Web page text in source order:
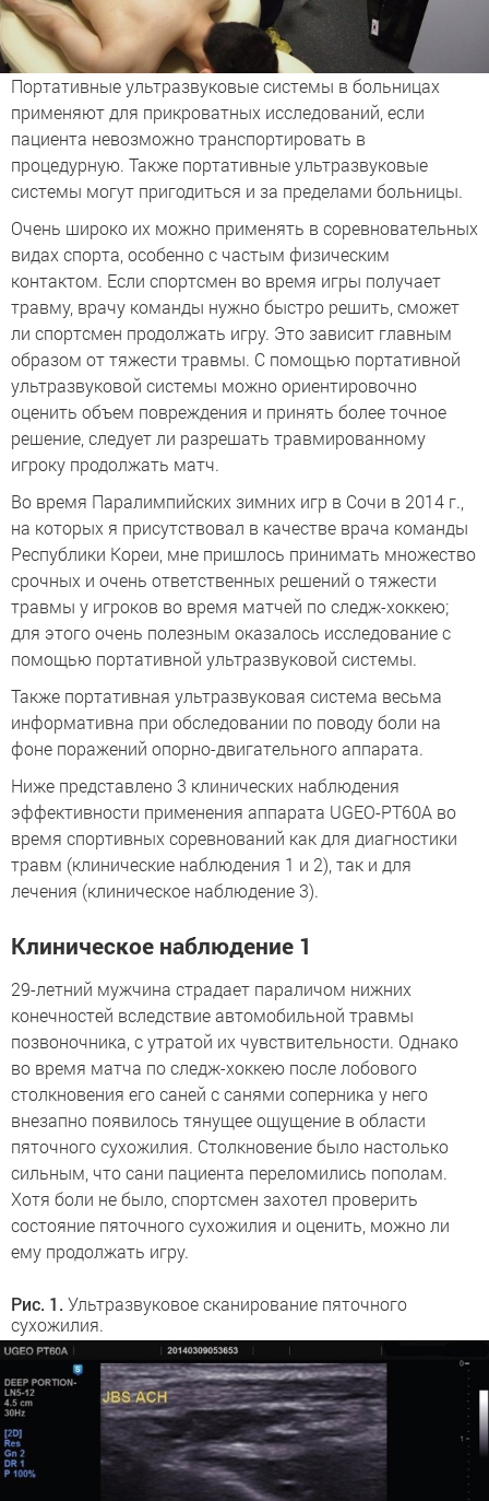
Портативные ультразвуковые системы в больницах
применяют для прикроватных исследований, если
пациента невозможно транспортировать в
процедурную. Также портативные ультразвуковые
системы могут пригодиться и за пределами больницы.
Очень широко их можно применять в соревновательных
видах спорта, особенно с частым физическим
контактом. Если спортсмен во время игры получает
травму, врачу команды нужно быстро решить, сможет
ли спортсмен продолжать игру. Это зависит главным
образом от тяжести травмы. С помощью портативной
ультразвуковой системы можно ориентировочно
оценить объем повреждения и принять более точное
решение, следует ли разрешать травмированному
игроку продолжать матч.
Во время Паралимпийских зимних игр в Сочи в 2014 г.,
на которых я присутствовал в качестве врача команды
Республики Кореи, мне пришлось принимать множество
срочных и очень ответственных решений о тяжести
травмы у игроков во время матчей по следж-хоккею;
для этого очень полезным оказалось исследование с
помощью портативной ультразвуковой системы.
Также портативная ультразвуковая система весьма
информативна при обследовании по поводу боли на
фоне поражений опорно-двигательного аппарата.
Ниже представлено 3 клинических наблюдения
эффективности применения аппарата UGEO-PT60A во
время спортивных соревнований как для диагностики
травм (клинические наблюдения 1 и 2), так и для
лечения (клиническое наблюдение 3).
Клиническое наблюдение 1
29-летний мужчина страдает параличом нижних
конечностей вследствие автомобильной травмы
позвоночника, с утратой их чувствительности. Однако
во время матча по следж-хоккею после лобового
столкновения его саней с санями соперника у него
внезапно появилось тянущее ощущение в области
пяточного сухожилия. Столкновение было настолько
сильным, что сани пациента переломились пополам.
Хотя боли не было, спортсмен захотел проверить
состояние пяточного сухожилия и оценить, можно ли
ему продолжать игру.
Рис. 1. Ультразвуковое сканирование пяточного
сухожилия.